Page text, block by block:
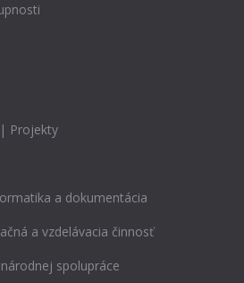
Projekty
a dokumentácia
a vzdelávacia činnosť
spolupráce